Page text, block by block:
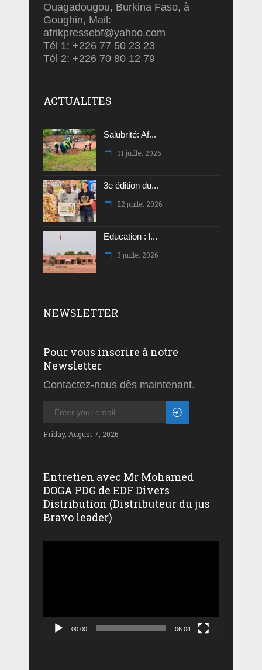
Ouagadougou, Burkina Faso, à
Goughin, Mail:
afrikpressebf@yahoo.com
Tél 1: +226 77 50 23 23
Tél 2: +226 70 80 12 79
ACTUALITES
Salubrité: Af...
31 juillet 2026
3e édition du...
22 juillet 2026
Education : l...
3 juillet 2026
NEWSLETTER
Pour vous inscrire à notre
Newsletter
Contactez-nous dès maintenant.
Friday, August 7, 2026
Entretien avec Mr Mohamed
DOGA PDG de EDF Divers
Distribution (Distributeur du jus
Bravo leader)
00:00 06:04